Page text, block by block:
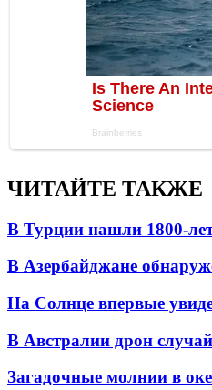
ЧИТАЙТЕ ТАКЖЕ
В Турции нашли 1800-
В Азербайджане
На Солнце впервые
В Австралии дрон
Загадочные молнии в